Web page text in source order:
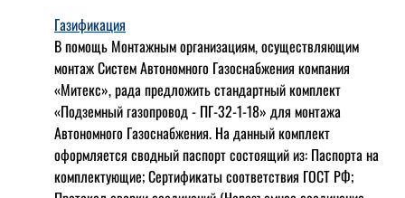
Газификация
В помощь Монтажным организациям, осуществляющим
монтаж Систем Автономного Газоснабжения компания
«Митекс», рада предложить стандартный комплект
«Подземный газопровод - ПГ-32-1-18» для монтажа
Автономного Газоснабжения. На данный комплект
оформляется сводный паспорт состоящий из: Паспорта на
комплектующие;Сертификаты соответствия ГОСТ РФ;